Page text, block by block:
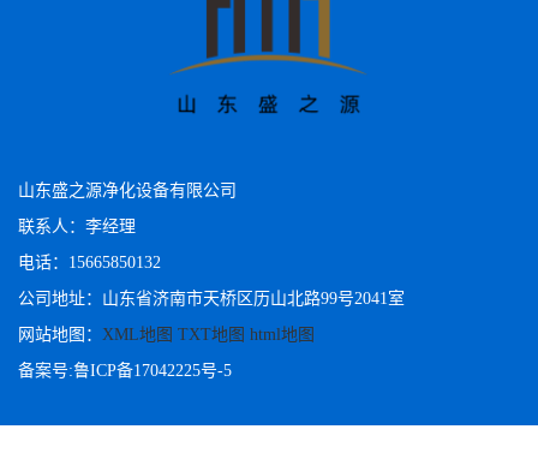
山东盛之源净化设备有限公司
联系人：李经理
电话：15665850132
公司地址：山东省济南市天桥区历山北路99号2041室
网站地图： XML地图 TXT地图 html地图
备案号:鲁ICP备17042225号-5